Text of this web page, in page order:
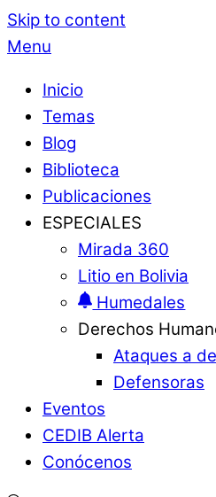
Skip to content
Menu
Inicio
Temas
Blog
Biblioteca
Publicaciones
ESPECIALES
Mirada 360
Litio en Bolivia
Humedales
Derechos
Ataques a
Defensoras
Eventos
CEDIB Alerta
Conócenos